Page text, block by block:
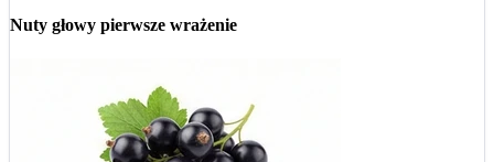
Nuty głowy pierwsze wrażenie